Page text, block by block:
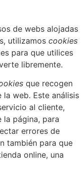
de webs alojadas
utilizamos cookies
para que utilices
libremente.
que recogen
web. Este análisis
al cliente,
la página, para
errores de
también para que
online, una